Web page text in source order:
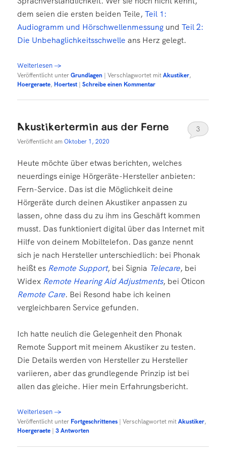
dem seien die ersten beiden Teile,Teil 1:
Audiogramm und Hörschwellenmessung undTeil 2:
Die Unbehaglichkeitsschwelle ans Herz gelegt.
Weiterlesen→
Veröffentlicht unterGrundlagen |Verschlagwortet mitAkustiker,
Hoergeraete, Hoertest |Schreibe einen Kommentar
Akustikertermin aus der Ferne
Veröffentlicht amOktober 1, 2020
3
Heute möchte über etwas berichten, welches
neuerdings einige Hörgeräte-Hersteller anbieten:
Fern-Service. Das ist die Möglichkeit deine
Hörgeräte durch deinen Akustiker anpassen zu
lassen, ohne dass du zu ihm ins Geschäft kommen
musst. Das funktioniert digital über das Internet mit
Hilfe von deinem Mobiltelefon. Das ganze nennt
sich je nach Hersteller unterschiedlich: bei Phonak
heißt es Remote Support, bei Signia Telecare, bei
Widex Remote Hearing Aid Adjustments, bei Oticon
Remote Care. Bei Resond habe ich keinen
vergleichbaren Service gefunden.
Ich hatte neulich die Gelegenheit den Phonak
Remote Support mit meinem Akustiker zu testen.
Die Details werden von Hersteller zu Hersteller
variieren, aber das grundlegende Prinzip ist bei
allen das gleiche. Hier mein Erfahrungsbericht.
Weiterlesen→
Veröffentlicht unter Fortgeschrittenes |Verschlagwortet mitAkustiker,
Hoergeraete |3Antworten